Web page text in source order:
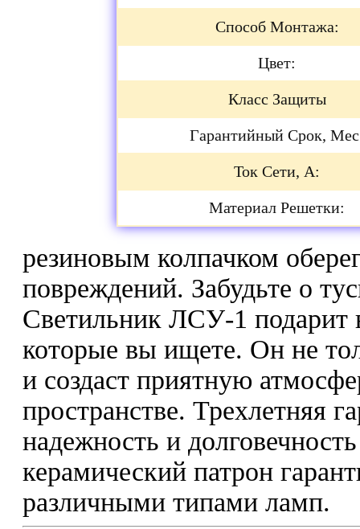
Способ Монтажа:
Цвет:
Класс Защиты
Гарантийный Срок,
Ток Сети, А:
Материал Решетки:
резиновым колпачком
повреждений. Забудьте о
Светильник ЛСУ-1 подарит
которые вы ищете. Он не
и создаст приятную
пространстве. Трехлетняя
надежность и
керамический патрон
различными типами ламп.